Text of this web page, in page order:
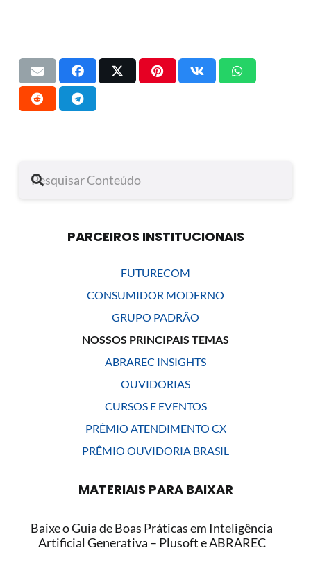
PARCEIROS INSTITUCIONAIS
FUTURECOM
CONSUMIDOR MODERNO
GRUPO PADRÃO
NOSSOS PRINCIPAIS TEMAS
ABRAREC INSIGHTS
OUVIDORIAS
CURSOS E EVENTOS
PRÊMIO ATENDIMENTO CX
PRÊMIO OUVIDORIA BRASIL
MATERIAIS PARA BAIXAR
Baixe o Guia de Boas Práticas em Inteligência
Artificial Generativa – Plusoft e ABRAREC